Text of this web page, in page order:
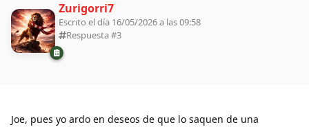
Zurigorri7
Escrito el día 16/05/2026 a las 09:58
Respuesta #3
Joe, pues yo ardo en deseos de que lo saquen de una